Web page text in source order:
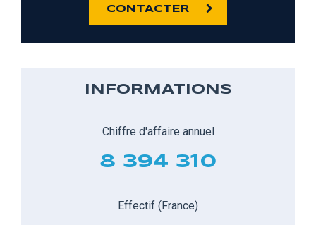
CONTACTER
INFORMATIONS
Chiffre d'affaire annuel
8 394 310
Effectif (France)